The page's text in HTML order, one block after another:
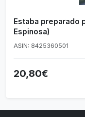
Estaba preparado
Espinosa)
ASIN: 8425360501
20,80€